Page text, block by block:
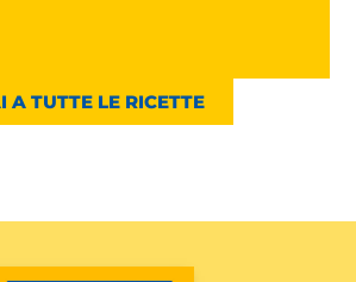
A TUTTE LE RICETTE